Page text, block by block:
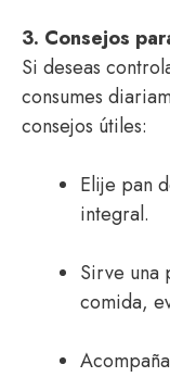
3. Consejos
Si deseas
consumes
consejos útiles:
Elije pan
integral.
Sirve una
comida,